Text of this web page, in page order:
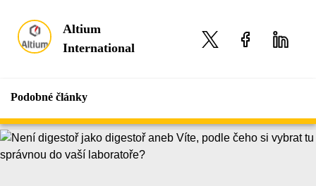
Altium
International
Podobné články